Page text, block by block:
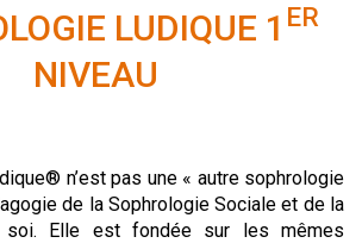
LUDIQUE 1 ER
NIVEAU
n’est pas une « autre sophrologie
de la Sophrologie Sociale et de la
soi. Elle est fondée sur les mêmes